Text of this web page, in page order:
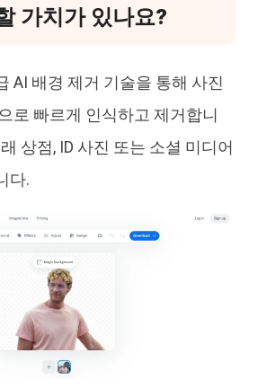
가치가 있나요?
AI 배경 제거 기술을 통해 사진
로 빠르게 인식하고 제거합니
상점, ID 사진 또는 소셜 미디어
다.